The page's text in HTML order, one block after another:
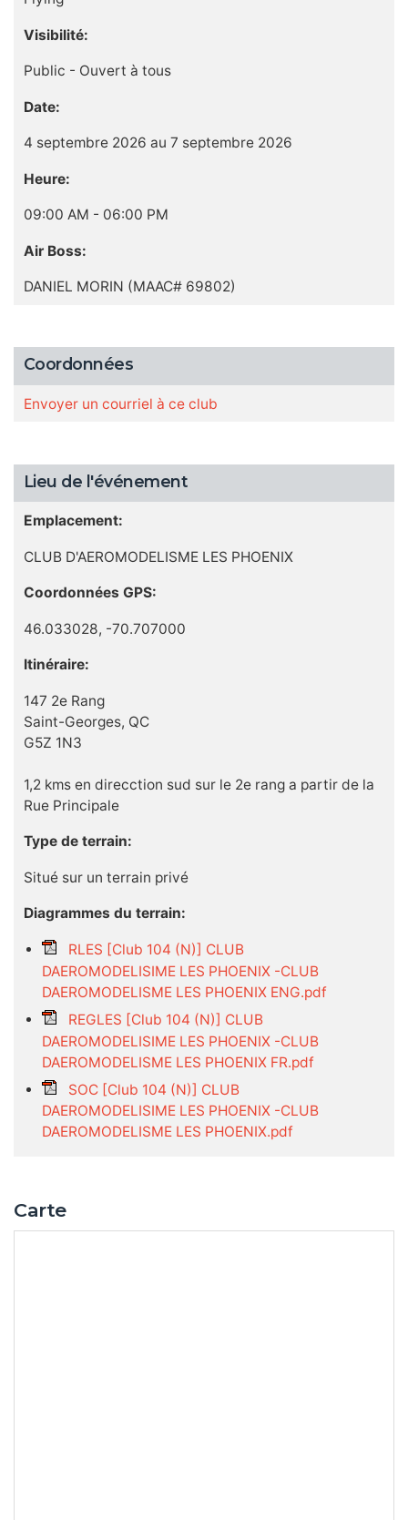
Visibilité:
Public - Ouvert à tous
Date:
4 septembre 2026 au 7 septembre 2026
Heure:
09:00 AM - 06:00 PM
Air Boss:
DANIEL MORIN (MAAC# 69802)
Coordonnées
Envoyer un courriel à ce club
Lieu de l'événement
Emplacement:
CLUB D'AEROMODELISME LES PHOENIX
Coordonnées GPS:
46.033028, -70.707000
Itinéraire:
147 2e Rang
Saint-Georges, QC
G5Z 1N3
1,2 kms en direcction sud sur le 2e rang a partir de la
Rue Principale
Type de terrain:
Situé sur un terrain privé
Diagrammes du terrain:
RLES [Club 104 (N)] CLUB
DAEROMODELISIME LES PHOENIX -CLUB
DAEROMODELISME LES PHOENIX ENG.pdf
REGLES [Club 104 (N)] CLUB
DAEROMODELISIME LES PHOENIX -CLUB
DAEROMODELISME LES PHOENIX FR.pdf
SOC [Club 104 (N)] CLUB
DAEROMODELISIME LES PHOENIX -CLUB
DAEROMODELISME LES PHOENIX.pdf
Carte